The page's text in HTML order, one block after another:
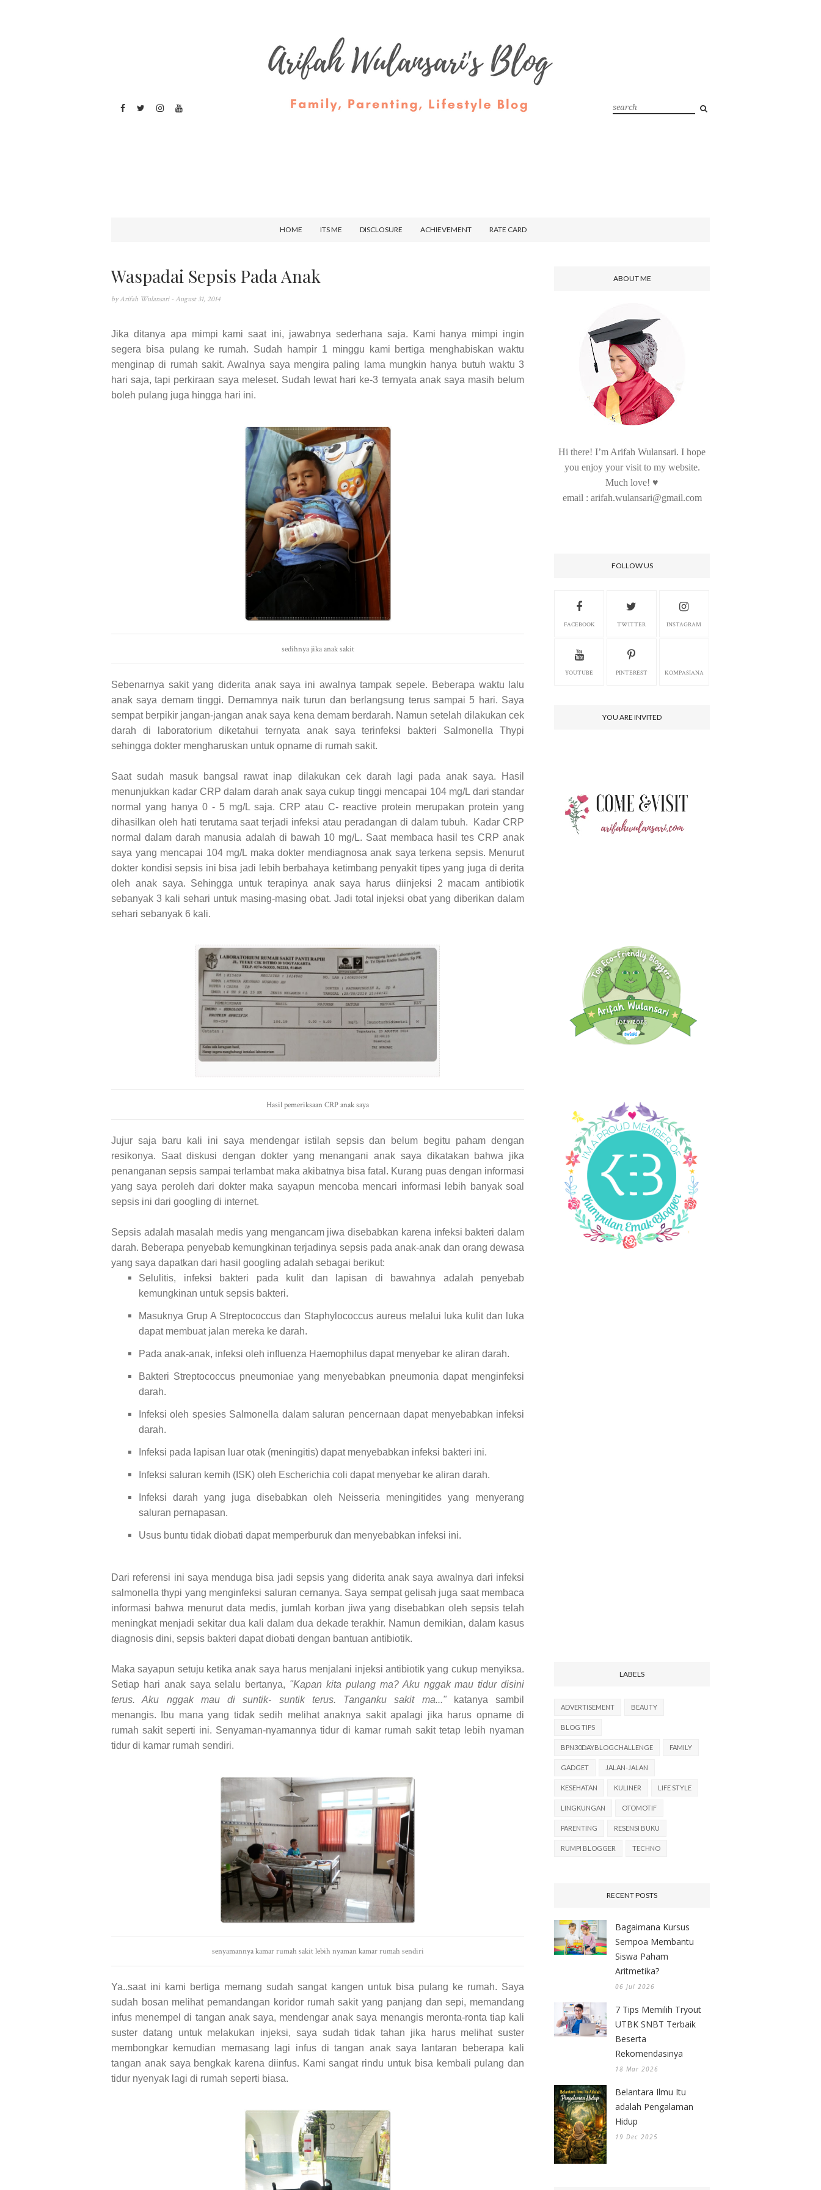
HOME ITS ME DISCLOSURE ACHIEVEMENT RATE CARD
Waspadai Sepsis Pada Anak
by Arifah Wulansari - August 31, 2014
Jika ditanya apa mimpi kami saat ini, jawabnya sederhana saja. Kami hanya mimpi ingin
segera bisa pulang ke rumah. Sudah hampir 1 minggu kami bertiga menghabiskan waktu
menginap di rumah sakit. Awalnya saya mengira paling lama mungkin hanya butuh waktu 3
hari saja, tapi perkiraan saya meleset. Sudah lewat hari ke-3 ternyata anak saya masih belum
boleh pulang juga hingga hari ini.
sedihnya jika anak sakit
Sebenarnya sakit yang diderita anak saya ini awalnya tampak sepele. Beberapa waktu lalu
anak saya demam tinggi. Demamnya naik turun dan berlangsung terus sampai 5 hari. Saya
sempat berpikir jangan-jangan anak saya kena demam berdarah. Namun setelah dilakukan cek
darah di laboratorium diketahui ternyata anak saya terinfeksi bakteri Salmonella Thypi
sehingga dokter mengharuskan untuk opname di rumah sakit.
Saat sudah masuk bangsal rawat inap dilakukan cek darah lagi pada anak saya. Hasil
menunjukkan kadar CRP dalam darah anak saya cukup tinggi mencapai 104 mg/L dari standar
normal yang hanya 0 - 5 mg/L saja. CRP atau C- reactive protein merupakan protein yang
dihasilkan oleh hati terutama saat terjadi infeksi atau peradangan di dalam tubuh. Kadar CRP
normal dalam darah manusia adalah di bawah 10 mg/L. Saat membaca hasil tes CRP anak
saya yang mencapai 104 mg/L maka dokter mendiagnosa anak saya terkena sepsis. Menurut
dokter kondisi sepsis ini bisa jadi lebih berbahaya ketimbang penyakit tipes yang juga di derita
oleh anak saya. Sehingga untuk terapinya anak saya harus diinjeksi 2 macam antibiotik
sebanyak 3 kali sehari untuk masing-masing obat. Jadi total injeksi obat yang diberikan dalam
sehari sebanyak 6 kali.
Hasil pemeriksaan CRP anak saya
Jujur saja baru kali ini saya mendengar istilah sepsis dan belum begitu paham dengan
resikonya. Saat diskusi dengan dokter yang menangani anak saya dikatakan bahwa jika
penanganan sepsis sampai terlambat maka akibatnya bisa fatal. Kurang puas dengan informasi
yang saya peroleh dari dokter maka sayapun mencoba mencari informasi lebih banyak soal
sepsis ini dari googling di internet.
Sepsis adalah masalah medis yang mengancam jiwa disebabkan karena infeksi bakteri dalam
darah. Beberapa penyebab kemungkinan terjadinya sepsis pada anak-anak dan orang dewasa
yang saya dapatkan dari hasil googling adalah sebagai berikut:
Selulitis, infeksi bakteri pada kulit dan lapisan di bawahnya adalah penyebab
kemungkinan untuk sepsis bakteri.
Masuknya Grup A Streptococcus dan Staphylococcus aureus melalui luka kulit dan luka
dapat membuat jalan mereka ke darah.
Pada anak-anak, infeksi oleh influenza Haemophilus dapat menyebar ke aliran darah.
Bakteri Streptococcus pneumoniae yang menyebabkan pneumonia dapat menginfeksi
darah.
Infeksi oleh spesies Salmonella dalam saluran pencernaan dapat menyebabkan infeksi
darah.
Infeksi pada lapisan luar otak (meningitis) dapat menyebabkan infeksi bakteri ini.
Infeksi saluran kemih (ISK) oleh Escherichia coli dapat menyebar ke aliran darah.
Infeksi darah yang juga disebabkan oleh Neisseria meningitides yang menyerang
saluran pernapasan.
Usus buntu tidak diobati dapat memperburuk dan menyebabkan infeksi ini.
Dari referensi ini saya menduga bisa jadi sepsis yang diderita anak saya awalnya dari infeksi
salmonella thypi yang menginfeksi saluran cernanya. Saya sempat gelisah juga saat membaca
informasi bahwa menurut data medis, jumlah korban jiwa yang disebabkan oleh sepsis telah
meningkat menjadi sekitar dua kali dalam dua dekade terakhir. Namun demikian, dalam kasus
diagnosis dini, sepsis bakteri dapat diobati dengan bantuan antibiotik.
Maka sayapun setuju ketika anak saya harus menjalani injeksi antibiotik yang cukup menyiksa.
Setiap hari anak saya selalu bertanya, "Kapan kita pulang ma? Aku nggak mau tidur disini
terus. Aku nggak mau di suntik- suntik terus. Tanganku sakit ma..."katanya sambil
menangis.
Ibu mana yang tidak sedih melihat anaknya sakit apalagi jika harus opname di
rumah sakit seperti ini. Senyaman-nyamannya tidur di kamar rumah sakit tetap lebih nyaman
tidur di kamar rumah sendiri.
senyamannya kamar rumah sakit lebih nyaman kamar rumah sendiri
Ya..saat ini kami bertiga memang sudah sangat kangen untuk bisa pulang ke rumah. Saya
sudah bosan melihat pemandangan koridor rumah sakit yang panjang dan sepi, memandang
infus menempel di tangan anak saya, mendengar anak saya menangis meronta-ronta tiap kali
suster datang untuk melakukan injeksi, saya sudah tidak tahan jika harus melihat suster
membongkar kemudian memasang lagi infus di tangan anak saya lantaran beberapa kali
tangan anak saya bengkak karena diinfus. Kami sangat rindu untuk bisa kembali pulang dan
tidur nyenyak lagi di rumah seperti biasa.
ABOUT ME
Hi there! I’m Arifah Wulansari. I hope
you enjoy your visit to my website.
Much love! ♥
email : arifah.wulansari@gmail.com
FOLLOW US
FACEBOOK TWITTER INSTAGRAM
YOUTUBE PINTEREST KOMPASIANA
YOU ARE INVITED
LABELS
ADVERTISEMENT BEAUTY
BLOG TIPS
BPN30DAYBLOGCHALLENGE FAMILY
GADGET JALAN-JALAN
KESEHATAN KULINER LIFE STYLE
LINGKUNGAN OTOMOTIF
PARENTING RESENSI BUKU
RUMPI BLOGGER TECHNO
RECENT POSTS
Bagaimana Kursus
Sempoa Membantu
Siswa Paham
Aritmetika?
06 Jul 2026
7 Tips Memilih Tryout
UTBK SNBT Terbaik
Beserta
Rekomendasinya
18 Mar 2026
Belantara Ilmu Itu
adalah Pengalaman
Hidup
19 Dec 2025